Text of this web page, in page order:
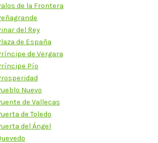
de la Frontera
del Rey
de España
de Vergara
Pío
Nuevo
de Vallecas
de Toledo
del Ángel